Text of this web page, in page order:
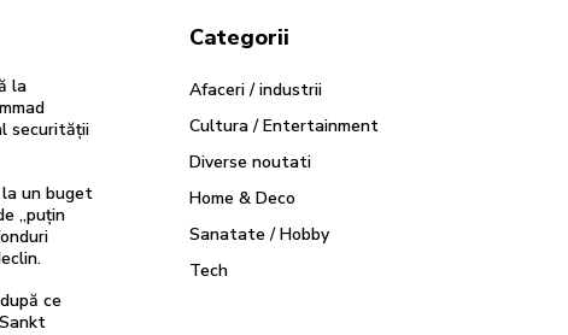
la
securității
la un buget
„puțin
ce
Categorii
Afaceri / industrii
Cultura / Entertainment
Diverse noutati
Home & Deco
Sanatate / Hobby
Tech